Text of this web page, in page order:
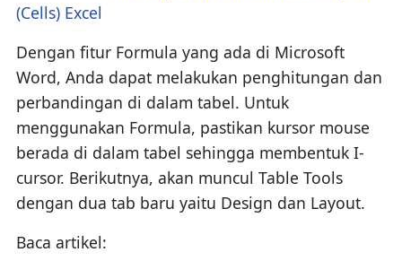
(Cells) Excel
Dengan fitur Formula yang ada di Microsoft
Word, Anda dapat melakukan penghitungan dan
perbandingan di dalam tabel. Untuk
menggunakan Formula, pastikan kursor mouse
berada di dalam tabel sehingga membentuk I-
cursor. Berikutnya, akan muncul Table Tools
dengan dua tab baru yaitu Design dan Layout.
Baca artikel: